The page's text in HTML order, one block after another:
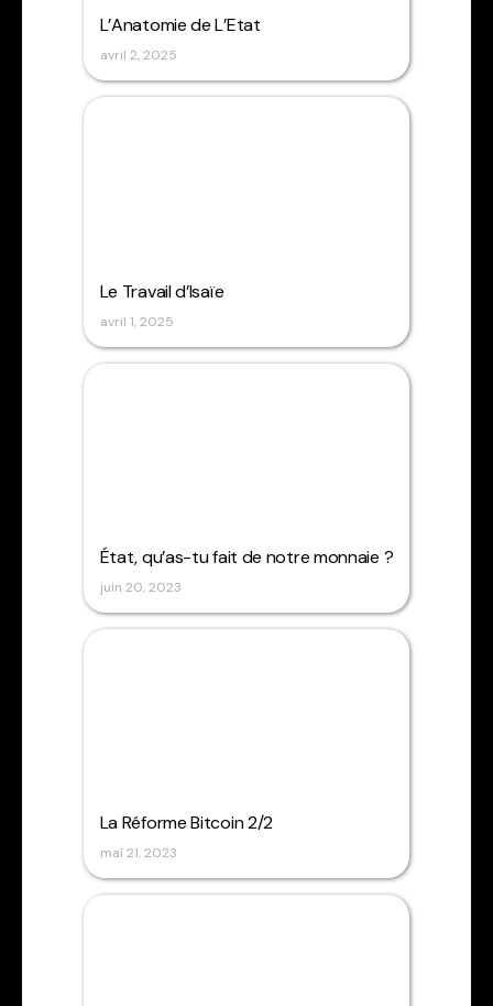
L’Anatomie de L’Etat
avril 2, 2025
Le Travail d’Isaïe
avril 1, 2025
État, qu’as-tu fait de notre monnaie ?
juin 20, 2023
La Réforme Bitcoin 2/2
mai 21, 2023